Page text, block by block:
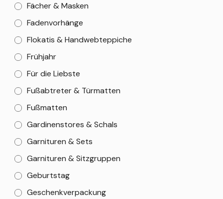
Fächer & Masken
Fadenvorhänge
Flokatis & Handwebteppiche
Frühjahr
Für die Liebste
Fußabtreter & Türmatten
Fußmatten
Gardinenstores & Schals
Garnituren & Sets
Garnituren & Sitzgruppen
Geburtstag
Geschenkverpackung